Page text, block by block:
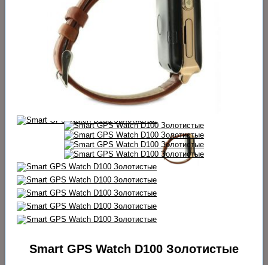
Smart GPS Watch D100 Золотистые